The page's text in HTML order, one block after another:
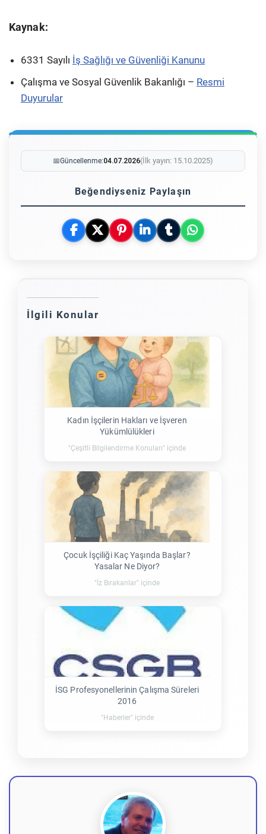
Kaynak:
6331 Sayılı İş Sağlığı ve Güvenliği Kanunu
Çalışma ve Sosyal Güvenlik Bakanlığı – Resmi
Duyurular
📅Güncellenme:04.07.2026(İlk yayın: 15.10.2025)
Beğendiyseniz Paylaşın
İlgili Konular
Kadın İşçilerin Hakları ve İşveren
Yükümlülükleri
"Çeşitli Bilgilendirme Konuları" içinde
Çocuk İşçiliği Kaç Yaşında Başlar?
Yasalar Ne Diyor?
"İz Bırakanlar" içinde
İSG Profesyonellerinin Çalışma Süreleri
2016
"Haberler" içinde